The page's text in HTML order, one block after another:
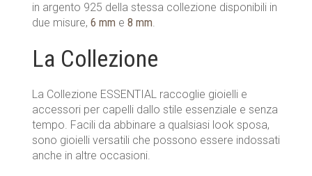
in argento 925 della stessa collezione disponibili in
due misure, 6 mm e 8 mm.
La Collezione
La Collezione ESSENTIAL raccoglie gioielli e
accessori per capelli dallo stile essenziale e senza
tempo. Facili da abbinare a qualsiasi look sposa,
sono gioielli versatili che possono essere indossati
anche in altre occasioni.